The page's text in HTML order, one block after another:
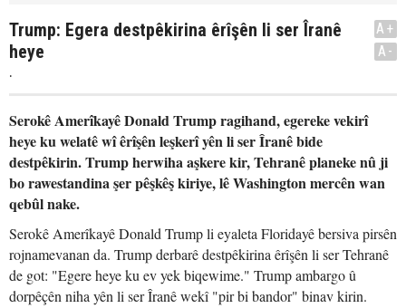
Trump: Egera destpêkirina êrîşên li ser Îranê
heye
.
A+
A-
Serokê Amerîkayê Donald Trump ragihand, egereke vekirî
heye ku welatê wî êrîşên leşkerî yên li ser Îranê bide
destpêkirin. Trump herwiha aşkere kir, Tehranê planeke nû ji
bo rawestandina şer pêşkêş kiriye, lê Washington mercên wan
qebûl nake.
Serokê Amerîkayê Donald Trump li eyaleta Floridayê bersiva pirsên
rojnamevanan da. Trump derbarê destpêkirina êrîşên li ser Tehranê
de got: "Egere heye ku ev yek biqewime." Trump ambargo û
dorpêçên niha yên li ser Îranê wekî "pir bi bandor" binav kirin.